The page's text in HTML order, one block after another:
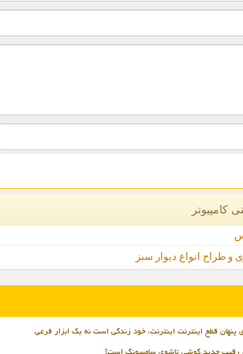
كامپیوتر
طراح انواع دیوار سبز
پنهان قطع اینترنت اینترنت، خود زندگی است نه یک ابزار فرعی